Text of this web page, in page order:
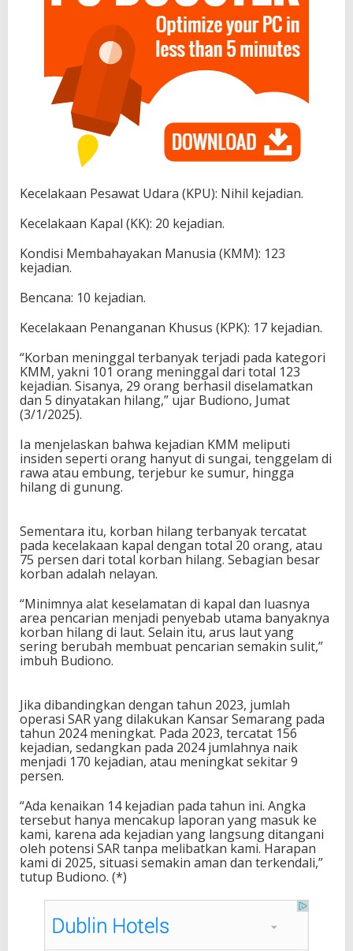
Kecelakaan Pesawat Udara (KPU): Nihil kejadian.
Kecelakaan Kapal (KK): 20 kejadian.
Kondisi Membahayakan Manusia (KMM): 123
kejadian.
Bencana: 10 kejadian.
Kecelakaan Penanganan Khusus (KPK): 17 kejadian.
“Korban meninggal terbanyak terjadi pada kategori
KMM, yakni 101 orang meninggal dari total 123
kejadian. Sisanya, 29 orang berhasil diselamatkan
dan 5 dinyatakan hilang,” ujar Budiono, Jumat
(3/1/2025).
Ia menjelaskan bahwa kejadian KMM meliputi
insiden seperti orang hanyut di sungai, tenggelam di
rawa atau embung, terjebur ke sumur, hingga
hilang di gunung.
Sementara itu, korban hilang terbanyak tercatat
pada kecelakaan kapal dengan total 20 orang, atau
75 persen dari total korban hilang. Sebagian besar
korban adalah nelayan.
“Minimnya alat keselamatan di kapal dan luasnya
area pencarian menjadi penyebab utama banyaknya
korban hilang di laut. Selain itu, arus laut yang
sering berubah membuat pencarian semakin sulit,”
imbuh Budiono.
Jika dibandingkan dengan tahun 2023, jumlah
operasi SAR yang dilakukan Kansar Semarang pada
tahun 2024 meningkat. Pada 2023, tercatat 156
kejadian, sedangkan pada 2024 jumlahnya naik
menjadi 170 kejadian, atau meningkat sekitar 9
persen.
“Ada kenaikan 14 kejadian pada tahun ini. Angka
tersebut hanya mencakup laporan yang masuk ke
kami, karena ada kejadian yang langsung ditangani
oleh potensi SAR tanpa melibatkan kami. Harapan
kami di 2025, situasi semakin aman dan terkendali,”
tutup Budiono. (*)